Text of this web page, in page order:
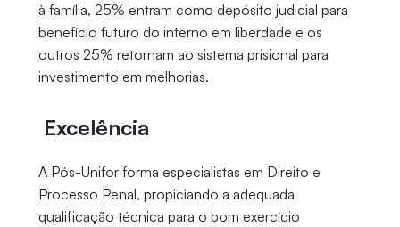
à família, 25% entram como depósito judicial para
benefício futuro do interno em liberdade e os
outros 25% retornam ao sistema prisional para
investimento em melhorias.
Excelência
A Pós-Unifor forma especialistas em Direito e
Processo Penal, propiciando a adequada
qualificação técnica para o bom exercício